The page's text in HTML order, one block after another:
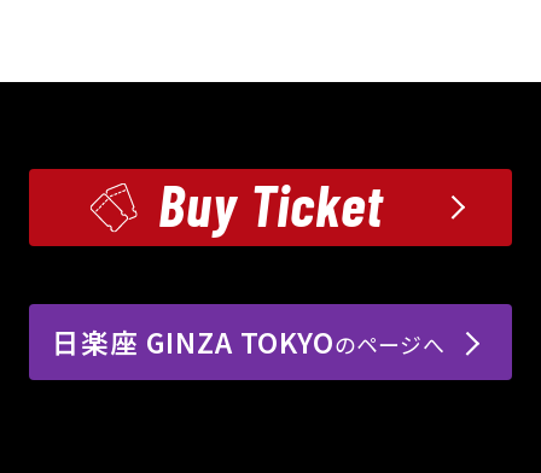
Buy Ticket
日楽座 GINZA TOKYOのページへ